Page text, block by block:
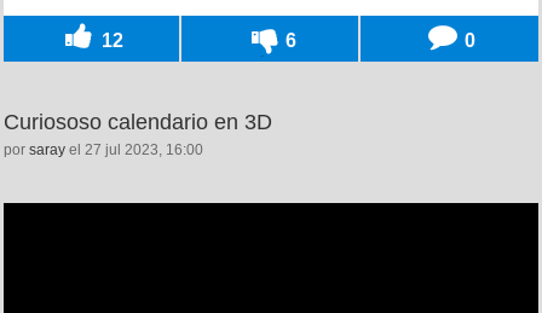
12 6 0
Curiososo calendario en 3D
por saray el 27 jul 2023, 16:00